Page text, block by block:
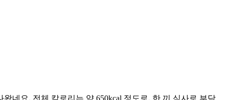
네요. 전체 칼로리는 약 650kcal 정도로, 한 끼 식사로 부담